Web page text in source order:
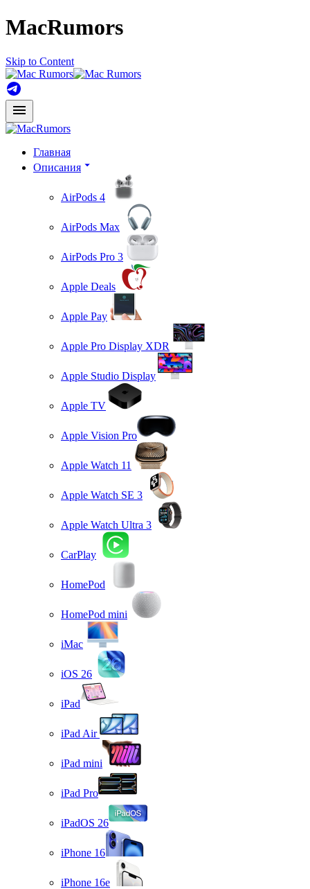
MacRumors
Skip to Content
Главная
Описания
AirPods 4
AirPods Max
AirPods Pro 3
Apple Deals
Apple Pay
Apple Pro Display XDR
Apple Studio Display
Apple TV
Apple Vision Pro
Apple Watch 11
Apple Watch SE 3
Apple Watch Ultra 3
CarPlay
HomePod
HomePod mini
iMac
iOS 26
iPad
iPad Air
iPad mini
iPad Pro
iPadOS 26
iPhone 16
iPhone 16e